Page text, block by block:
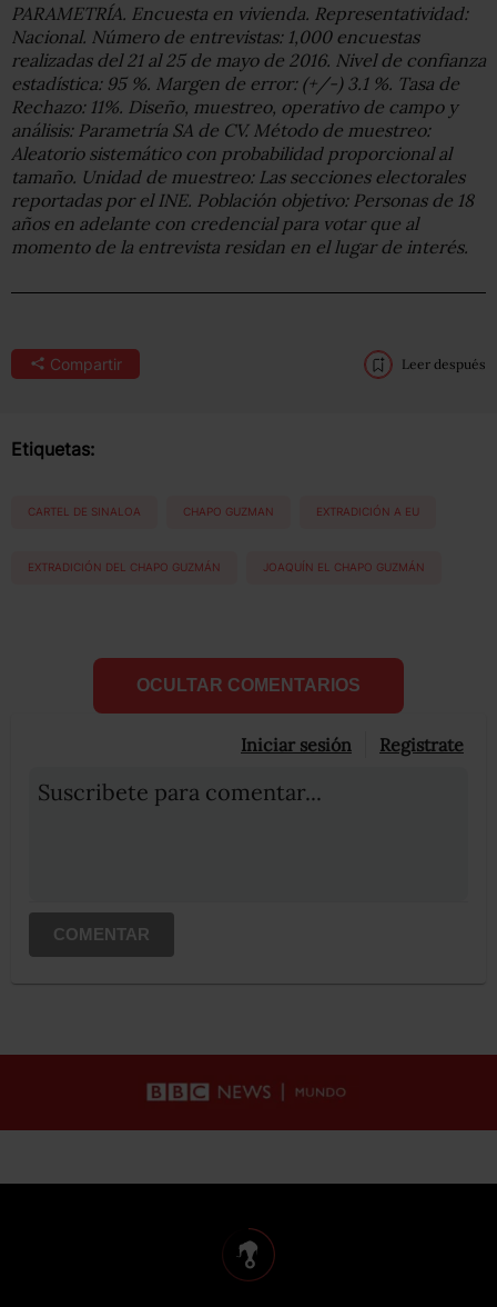
PARAMETRÍA. Encuesta en vivienda. Representatividad:
Nacional. Número de entrevistas: 1,000 encuestas
realizadas del 21 al 25 de mayo de 2016. Nivel de confianza
estadística: 95 %. Margen de error: (+/-) 3.1 %. Tasa de
Rechazo: 11%. Diseño, muestreo, operativo de campo y
análisis: Parametría SA de CV. Método de muestreo:
Aleatorio sistemático con probabilidad proporcional al
tamaño. Unidad de muestreo: Las secciones electorales
reportadas por el INE. Población objetivo: Personas de 18
años en adelante con credencial para votar que al
momento de la entrevista residan en el lugar de interés.
Compartir Leer después
Etiquetas:
CARTEL DE SINALOA CHAPO GUZMAN EXTRADICIÓN A EU
EXTRADICIÓN DEL CHAPO GUZMÁN JOAQUÍN EL CHAPO GUZMÁN
OCULTAR COMENTARIOS
Iniciar sesión Registrate
Suscribete para comentar...
COMENTAR